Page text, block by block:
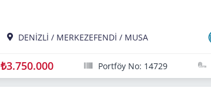
DENİZLİ / MERKEZEFENDİ / MUSA
₺3.750.000 Portföy No: 14729